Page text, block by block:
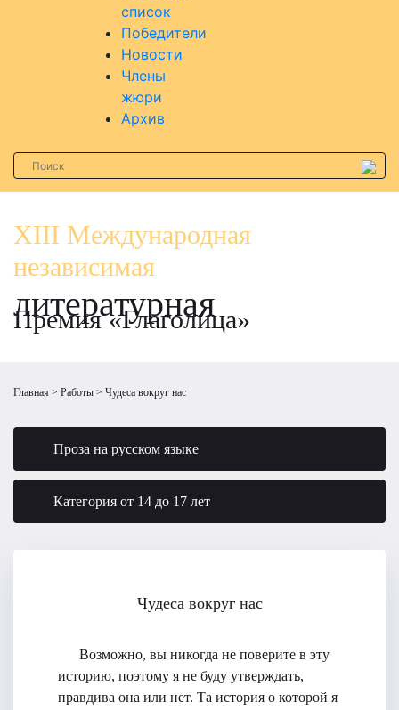
список
Победители
Новости
Члены
жюри
Архив
XIII Международная
независимая
литературная
Премия «Глаголица»
Главная Работы Чудеса вокруг нас
Проза на русском языке
Категория от 14 до 17 лет
Чудеса вокруг нас
Возможно, вы никогда не поверите в эту
историю, поэтому я не буду утверждать,
правдива она или нет. Та история о которой я